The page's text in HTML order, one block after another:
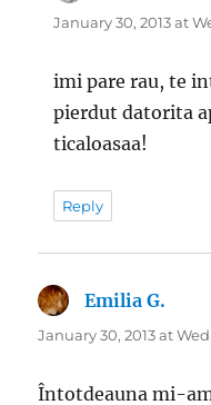
January 30, 2013 at
imi pare rau, te
pierdut datorita
ticaloasaa!
Reply
Emilia G.
January 30, 2013 at
Întotdeauna mi-